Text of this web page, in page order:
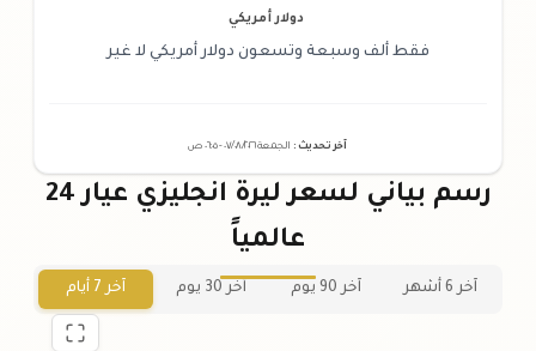
دولار أمريكي
فقط ألف وسبعة وتسعون دولار أمريكي لا غير
آخر تحديث : الجمعة ٠٧ /٠٨/٢٠٢٦ - ٠٦:٠٥ ص
رسم بياني لسعر ليرة انجليزي عيار 24
عالمياً
آخر 6 أشهر آخر 90 يوم آخر 30 يوم آخر 7 أيام